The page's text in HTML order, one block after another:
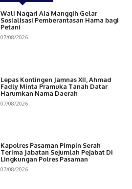
Wali Nagari Aia Manggih Gelar
Sosialisasi Pemberantasan Hama bagi
Petani
07/08/2026
Lepas Kontingen Jamnas XII, Ahmad
Fadly Minta Pramuka Tanah Datar
Harumkan Nama Daerah
07/08/2026
Kapolres Pasaman Pimpin Serah
Terima Jabatan Sejumlah Pejabat Di
Lingkungan Polres Pasaman
07/08/2026